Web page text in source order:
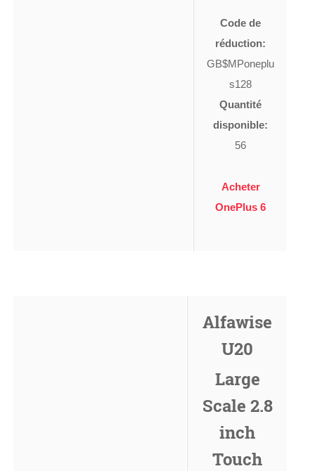
Code de
réduction:
GB$MPoneplu
s128
Quantité
disponible:
56
Acheter
OnePlus 6
Alfawise
U20
Large
Scale 2.8
inch
Touch